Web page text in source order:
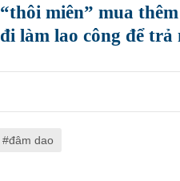
“thôi miên” mua
đi làm lao công để trả
đâm dao